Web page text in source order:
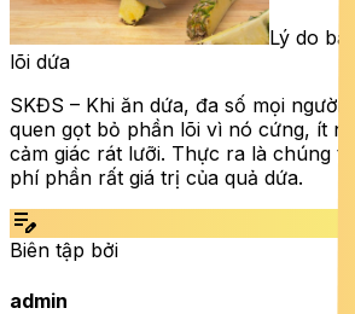
Lý do
lõi dứa
SKĐS – Khi ăn dứa, đa số mọi người
quen gọt bỏ phần lõi vì nó cứng, ít
cảm giác rát lưỡi. Thực ra là chúng ta
phí phần rất giá trị của quả dứa.
edit_note
Biên tập bởi
admin